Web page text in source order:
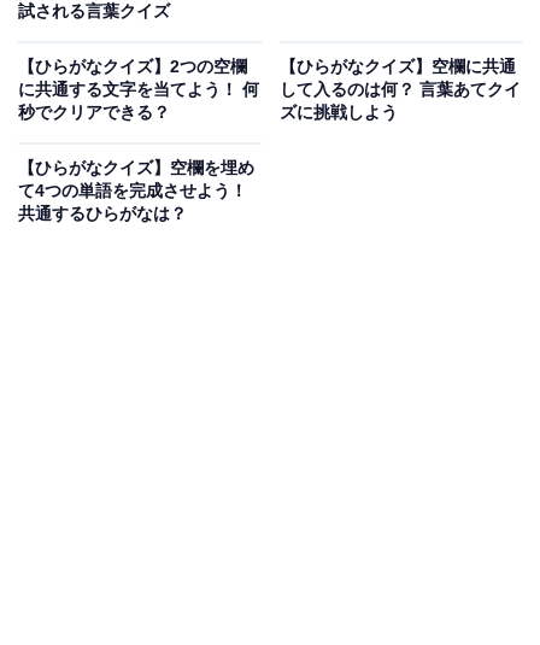
工事現場などで使用される道具を思い浮かべてみてくだ
試される言葉クイズ
【ひらがなクイズ】2つの空欄
に共通する文字を当てよう！ 何
秒でクリアできる？
【ひらがなクイズ】空欄に共通
して入るのは何？ 言葉あてクイ
ズに挑戦しよう
【ひらがなクイズ】空欄を埋め
て4つの単語を完成させよう！
共通するひらがなは？